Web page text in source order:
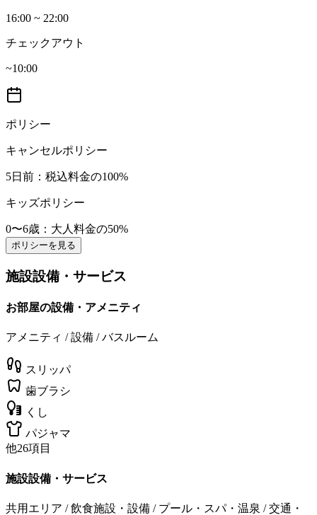
16:00 ~ 22:00
チェックアウト
~10:00
ポリシー
キャンセルポリシー
5日前 ：税込料金の100%
キッズポリシー
0〜6歳 ：大人料金の50%
ポリシーを見る
施設設備・サービス
お部屋の設備・アメニティ
アメニティ / 設備 / バスルーム
スリッパ
歯ブラシ
くし
パジャマ
他26項目
施設設備・サービス
共用エリア / 飲食施設・設備 / プール・スパ・温泉 / 交通・